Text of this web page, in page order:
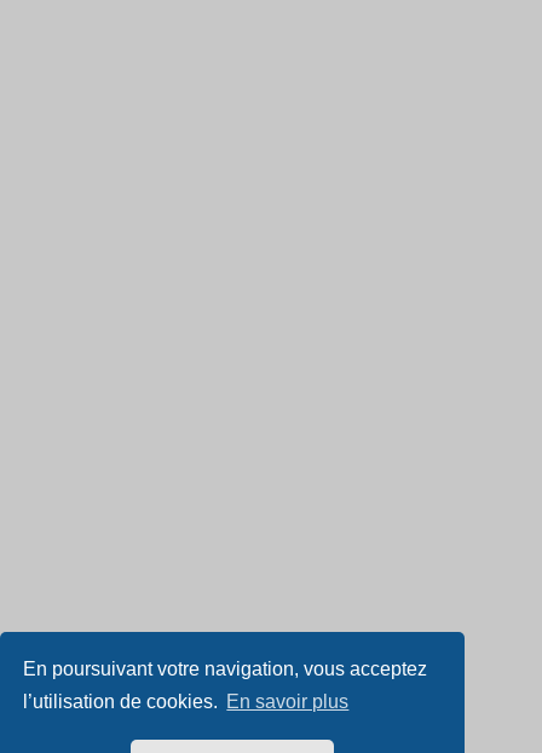
En poursuivant votre navigation, vous acceptez
l’utilisation de cookies. En savoir plus